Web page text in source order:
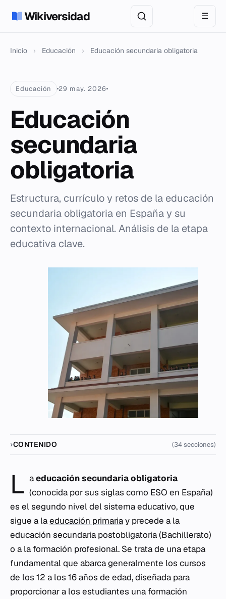
Wikiversidad ☰
Inicio › Educación › Educación secundaria obligatoria
Educación 29 may. 2026
Educación
secundaria
obligatoria
Estructura, currículo y retos de la educación
secundaria obligatoria en España y su
contexto internacional. Análisis de la etapa
educativa clave.
CONTENIDO (34 secciones)
L aeducación secundaria obligatoria
(conocida por sus siglas como ESO en España)
es el segundo nivel del sistema educativo, que
sigue a laeducación primariay precede a la
educación secundaria postobligatoria (Bachillerato)
o a la formación profesional. Se trata de una etapa
fundamental que abarca generalmente los cursos
de los 12 a los 16 años de edad, diseñada para
proporcionar a los estudiantes una formación